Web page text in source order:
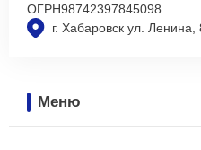
г. Хабаровск ул. Ленина,
ОГРН98742397845098
Меню